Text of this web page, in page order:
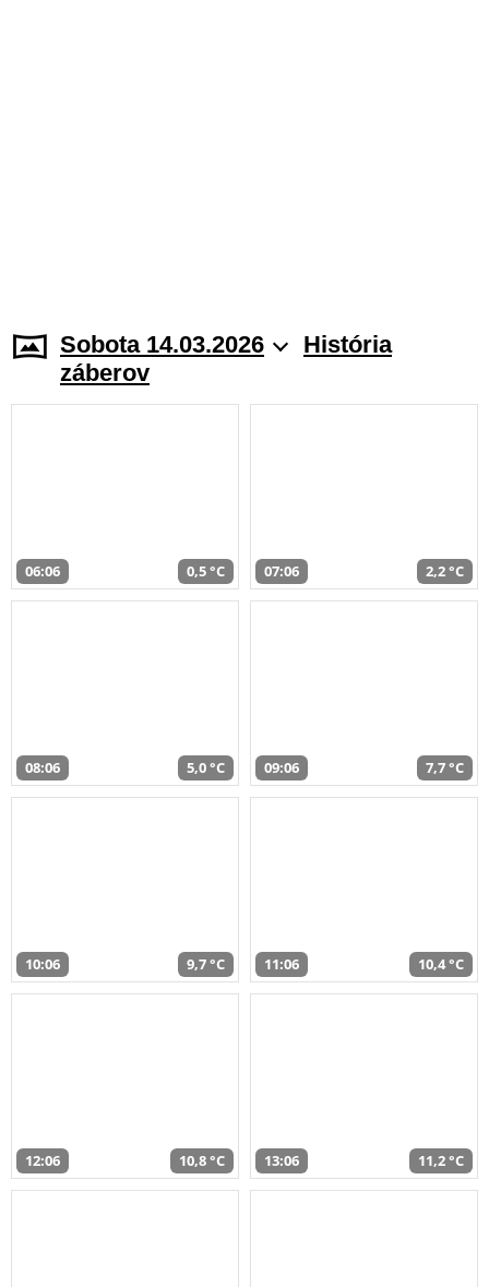
Sobota 14.03.2026
História
záberov
06:06 0,5 °C 07:06 2,2 °C
08:06 5,0 °C 09:06 7,7 °C
10:06 9,7 °C 11:06 10,4 °C
12:06 10,8 °C 13:06 11,2 °C